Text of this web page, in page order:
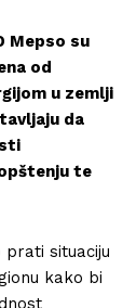
Mepso su
od
u zemlji
da
te
prati situaciju
kako bi